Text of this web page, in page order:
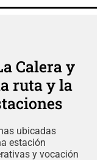
Calera y
ruta y la
ubicadas
estación
y vocación